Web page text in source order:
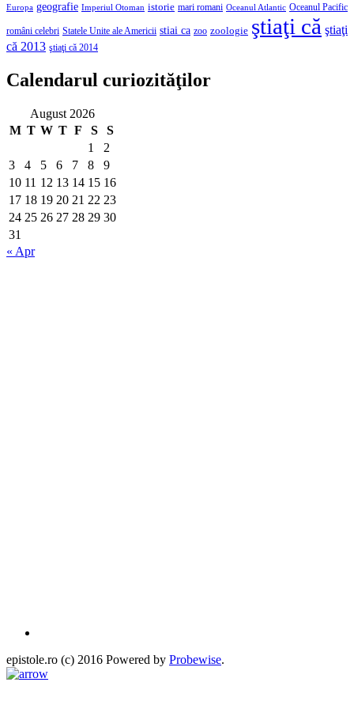
Europa geografie Imperiul Otoman istorie mari romani Oceanul Atlantic Oceanul Pacific
români celebri Statele Unite ale Americii stiai ca zoo zoologie ştiaţi că ştiaţi
că 2013 ştiaţi că 2014
Calendarul curiozităţilor
August 2026
M T W T F S
S
1
2
3
4 5 6 7 8
9
10 11 12 13 14 15 16
17 18 19 20 21 22 23
24 25 26 27 28 29 30
31
« Apr
epistole.ro (c) 2016 Powered by Probewise.